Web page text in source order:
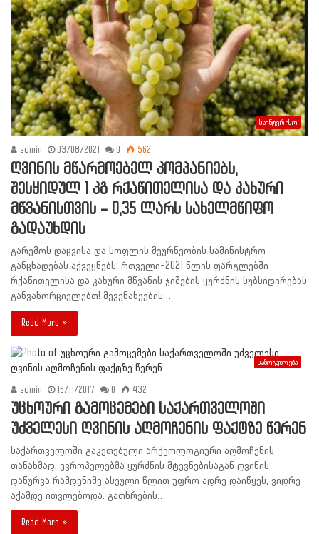
საინტერესო
admin 03/08/2021 0 562
ღვინის მწარმოებელ კომპანიებს,
შესყიდულ 1 კგ რქაწითელისა და კახური
მწვანისთვის – 0,35 ლარს სახელმწიფო
გადაუხდის
გარემოს დაცვისა და სოფლის მეურნეობის სამინისტრო
განცხადებას აქვეყნებს: რთველი-2021 წლის ფარგლებში
რქაწითელისა და კახური მწვანის ჯიშების ყურძნის სუბსიდირებას
განვახორციელებთ! მევენახეების…
Read More »
საზოგადოება
admin 16/11/2017 0 432
უცხოური გამოცემები საქართველოში
უძველესი ღვინის აღმოჩენის ფაქტზე წერენ
საქართველოში გაკეთებული არქეოლოგიური აღმოჩენის
თანახმად, ევროპელებმა ყურძნის მტევნებისაგან ღვინის
დაწურვა რამდენიმე ასეული წლით უფრო ადრე დაიწყეს, ვიდრე
აქამდე ითვლებოდა. გათხრების…
Read More »